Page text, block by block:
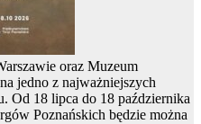
oraz Muzeum
jedno z najważniejszych
Od 18 lipca do 18 października
Poznańskich będzie można